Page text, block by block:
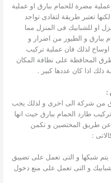
مضرة للحمام ببارق او عملية
تعتبر طريقة لتفادى تواجد
او للشبابيك فى المنزل مما
ببارق و الطيور من اضرار و
لذلك فان عملية تركيب
المحافظة على نظافة المكان
اذا كان عددها كبير .
:
من شركة الى اخرى و لذلك يجب
طارد الحمام ببارق حيث انها
عن طريق المختصين و تكمن
:
شبكها و التى تعمل على تضييق
و التى تعمل على منع دخول